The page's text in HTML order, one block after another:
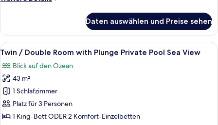
Plunge
Inland
View
anzeigen
/
Double
Room
Plunge
Private
Pool
Inland
View
Daten auswählen und Preise sehen
Alle
Fotos
für
Twin
/
Double
Room
Ein Hotelzimmer mit Bett,
3
Twin / Double Room with Plunge Private Pool Sea View
Blick auf den Ozean
43 m²
1 Schlafzimmer
Platz für 3 Personen
1 King-Bett ODER 2 Komfort-Einzelbetten